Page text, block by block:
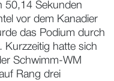
50,14 Sekunden
vor dem Kanadier
das Podium durch
Kurzzeitig hatte sich
Schwimm-WM
Rang drei